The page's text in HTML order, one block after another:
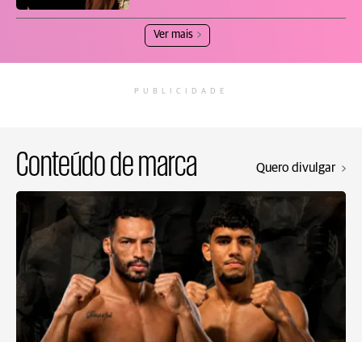
Ver mais
PUBLICIDADE
Conteúdo de marca Quero divulgar